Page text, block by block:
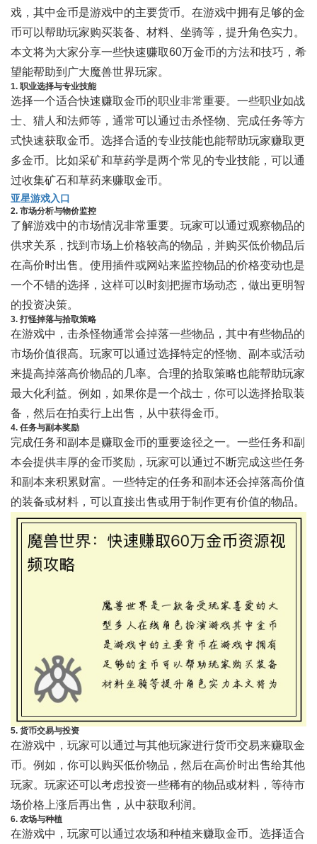
戏，其中金币是游戏中的主要货币。在游戏中拥有足够的金
币可以帮助玩家购买装备、材料、坐骑等，提升角色实力。
本文将为大家分享一些快速赚取60万金币的方法和技巧，希
望能帮助到广大魔兽世界玩家。
1. 职业选择与专业技能
选择一个适合快速赚取金币的职业非常重要。一些职业如战
士、猎人和法师等，通常可以通过击杀怪物、完成任务等方
式快速获取金币。选择合适的专业技能也能帮助玩家赚取更
多金币。比如采矿和草药学是两个常见的专业技能，可以通
过收集矿石和草药来赚取金币。
亚星游戏入口
2. 市场分析与物价监控
了解游戏中的市场情况非常重要。玩家可以通过观察物品的
供求关系，找到市场上价格较高的物品，并购买低价物品后
在高价时出售。使用插件或网站来监控物品的价格变动也是
一个不错的选择，这样可以时刻把握市场动态，做出更明智
的投资决策。
3. 打怪掉落与拾取策略
在游戏中，击杀怪物通常会掉落一些物品，其中有些物品的
市场价值很高。玩家可以通过选择特定的怪物、副本或活动
来提高掉落高价物品的几率。合理的拾取策略也能帮助玩家
最大化利益。例如，如果你是一个战士，你可以选择拾取装
备，然后在拍卖行上出售，从中获得金币。
4. 任务与副本奖励
完成任务和副本是赚取金币的重要途径之一。一些任务和副
本会提供丰厚的金币奖励，玩家可以通过不断完成这些任务
和副本来积累财富。一些特定的任务和副本还会掉落高价值
的装备或材料，可以直接出售或用于制作更有价值的物品。
5. 货币交易与投资
在游戏中，玩家可以通过与其他玩家进行货币交易来赚取金
币。例如，你可以购买低价物品，然后在高价时出售给其他
玩家。玩家还可以考虑投资一些稀有的物品或材料，等待市
场价格上涨后再出售，从中获取利润。
6. 农场与种植
在游戏中，玩家可以通过农场和种植来赚取金币。选择适合